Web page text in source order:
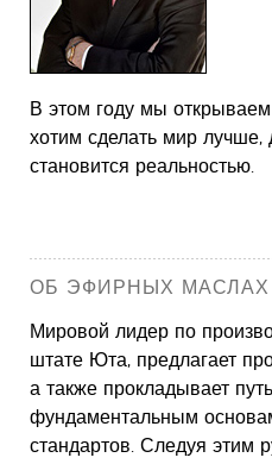
В этом году мы
хотим сделать мир
становится реальностью.
ОБ ЭФИРНЫХ МАСЛАХ
Мировой лидер по
штате Юта, предлагает
а также прокладывает
фундаментальным
стандартов. Следуя этим